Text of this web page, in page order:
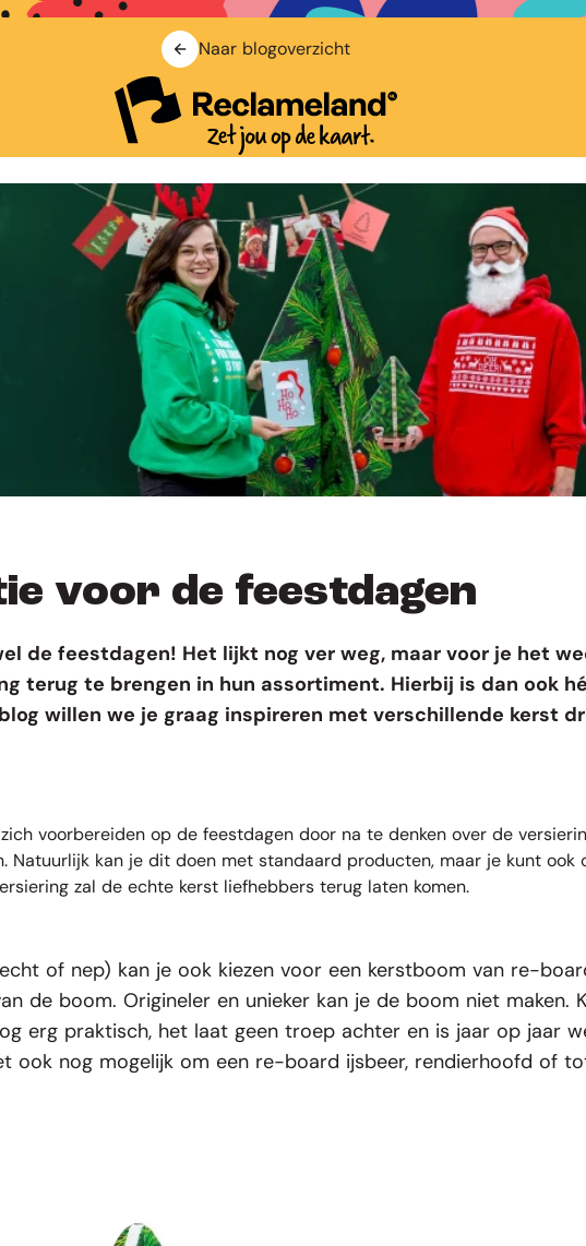
Naar blogoverzicht
voor de feestdagen
de feestdagen! Het lijkt nog ver weg, maar voor je het
terug te brengen in hun assortiment. Hierbij is dan ook
willen we je graag inspireren met verschillende kerst
voorbereiden op de feestdagen door na te denken over de
kan je dit doen met standaard producten, maar je kunt
zal de echte kerst liefhebbers terug laten komen.
of nep) kan je ook kiezen voor een kerstboom van re-
de boom. Origineler en unieker kan je de boom niet
erg praktisch, het laat geen troep achter en is jaar op jaar
ook nog mogelijk om een re-board ijsbeer, rendierhoofd of